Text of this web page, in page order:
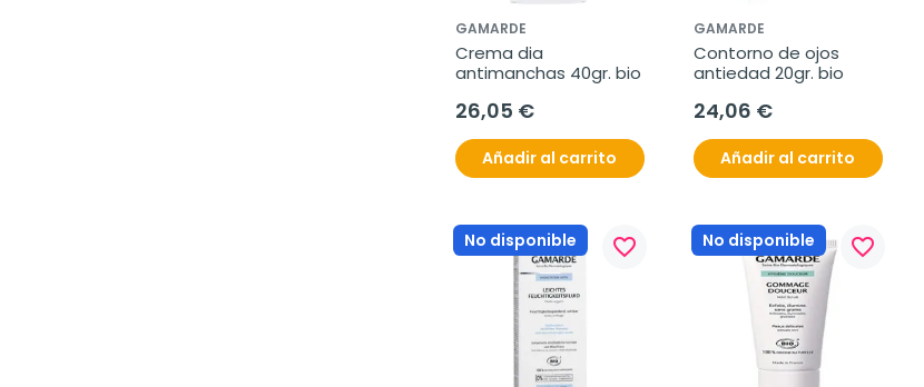
GAMARDE
Crema dia
antimanchas 40gr. bio
26,05 €
Añadir al carrito
GAMARDE
Contorno de ojos
antiedad 20gr. bio
24,06 €
Añadir al carrito
No disponible favorite_border No disponible favorite_border